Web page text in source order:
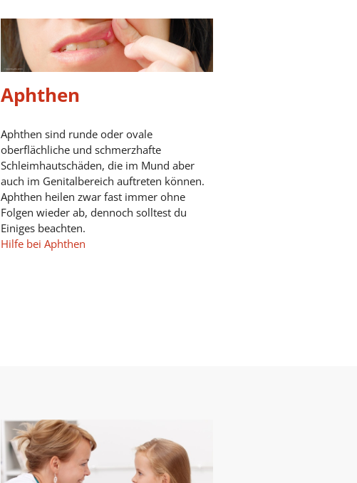
Aphthen
Aphthen sind runde oder ovale
oberflächliche und schmerzhafte
Schleimhautschäden, die im Mund aber
auch im Genitalbereich auftreten können.
Aphthen heilen zwar fast immer ohne
Folgen wieder ab, dennoch solltest du
Einiges beachten.
Hilfe bei Aphthen